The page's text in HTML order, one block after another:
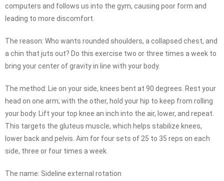
computers and follows us into the gym, causing poor form and
leading to more discomfort.
The reason: Who wants rounded shoulders, a collapsed chest, and
a chin that juts out? Do this exercise two or three times a week to
bring your center of gravity in line with your body.
The method: Lie on your side, knees bent at 90 degrees. Rest your
head on one arm; with the other, hold your hip to keep from rolling
your body. Lift your top knee an inch into the air, lower, and repeat.
This targets the gluteus muscle, which helps stabilize knees,
lower back and pelvis. Aim for four sets of 25 to 35 reps on each
side, three or four times a week.
The name: Sideline external rotation